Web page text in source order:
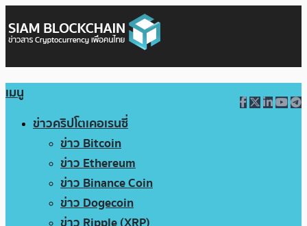
เมนู
ข่าวคริปโตเคอเรนซี่
ข่าว Bitcoin
ข่าว Ethereum
ข่าว Binance Coin
ข่าว Dogecoin